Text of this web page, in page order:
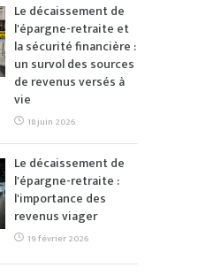
Le décaissement de
l'épargne-retraite et
la sécurité financière :
un survol des sources
de revenus versés à
vie
18 juin 2026
Le décaissement de
l'épargne-retraite :
l'importance des
revenus viager
19 février 2026